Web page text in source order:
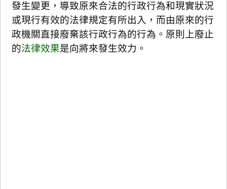
發生變更，導致原來合法的行政行為和現實狀況
或現行有效的法律規定有所出入，而由原來的行
政機關直接廢棄該行政行為的行為。原則上廢止
的法律效果是向將來發生效力。